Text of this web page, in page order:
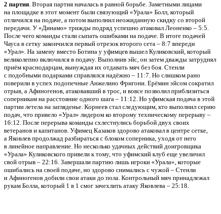
2 партия. Вторая партия началась в равной борьбе. Заметными лицами
на площадке в этот момент были связующий «Урала» Болл, который
отличился на подаче, а потом выполнил неожиданную скидку со второй
передачи. У «Динамо» трижды подряд успешно атаковал Леоненко – 5:5.
После чего команды стали сыпать ошибками на подаче. В итоге подачей
Чауса в сетку закончился первый отрезок второго сета – 8:7 впереди
«Урал». На замену вместо Ботина у уфимцев вышел Куликовский, который
великолепно включился в подачу. Выполнив эйс, он затем дважды затруднял
приём краснодарцам, вынуждая их отдавать мяч без боя. Стенли
с подобными подарками справлялся надёжно – 11:7. Но слишком рано
поверили в успех подопечные Анжелино Фригони. Ерёмин эйсом сократил
отрыв, а Афиногенов, атаковавший в трос, и вовсе позволил приблизиться
соперникам на расстояние одного шага – 11:12. Но уфимская подача в этой
партии летела на загляденье. Корнеев стал следующим, кто выполнил серию
подач, что привело «Урал» лидером ко второму техническому перерыву –
16:12. После перерыва команды схлестнулись борьбой двух своих
ветеранов и капитанов. Уфимец Казаков здорово атаковал в центре сетке,
а Яковлев продолжад разбираться с блоком соперника, уходя от него
в линейное направление. Но несколько удачных действий доигровщика
«Урала» Куликовского привели к тому, что уфимский клуб еще увеличил
свой отрыв – 22:16. Завершали партию лишь игроки «Урала», которые
ошибались на своей подаче, но здорово снимались с чужой – Стенли
и Афиногенов добили свои атаки до пола. Контрольный мяч принадлежал
рукам Болла, который 1 в 1 смог зачехлить атаку Яковлева – 25:18.